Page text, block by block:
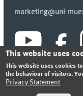
marketing@uni-
This website uses
This website uses cookies
the behaviour of visitors.
Privacy Statement